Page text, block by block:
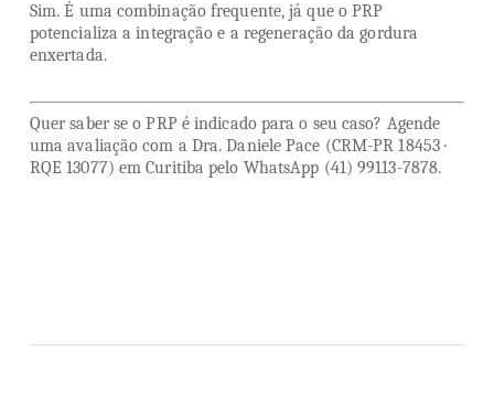
Sim. É uma combinação frequente, já que o PRP
potencializa a integração e a regeneração da gordura
enxertada.
Quer saber se o PRP é indicado para o seu caso? Agende
uma avaliação com a Dra. Daniele Pace (CRM-PR 18453 ·
RQE 13077) em Curitiba pelo WhatsApp (41) 99113-7878.